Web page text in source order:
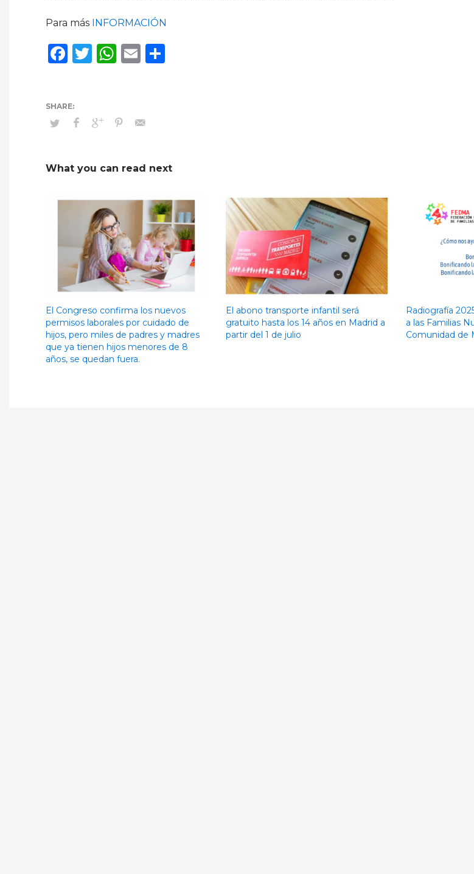
Para más INFORMACIÓN
Facebook
Twitter
WhatsApp
Email
What you can read next
El Congreso confirma los nuevos
permisos laborales por cuidado de
hijos, pero miles de padres y madres
que ya tienen hijos menores de 8
años, se quedan fuera.
El abono transporte infantil será
gratuito hasta los 14 años en Madrid a
partir del 1 de julio
Radiografía
a las Familias
Comunidad de